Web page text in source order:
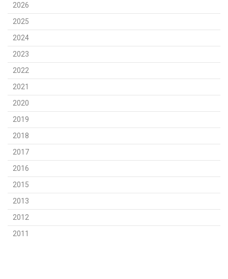
2026
2025
2024
2023
2022
2021
2020
2019
2018
2017
2016
2015
2013
2012
2011